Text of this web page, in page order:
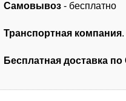
Самовывоз - бесплатно
Транспортная компания
Бесплатная доставка